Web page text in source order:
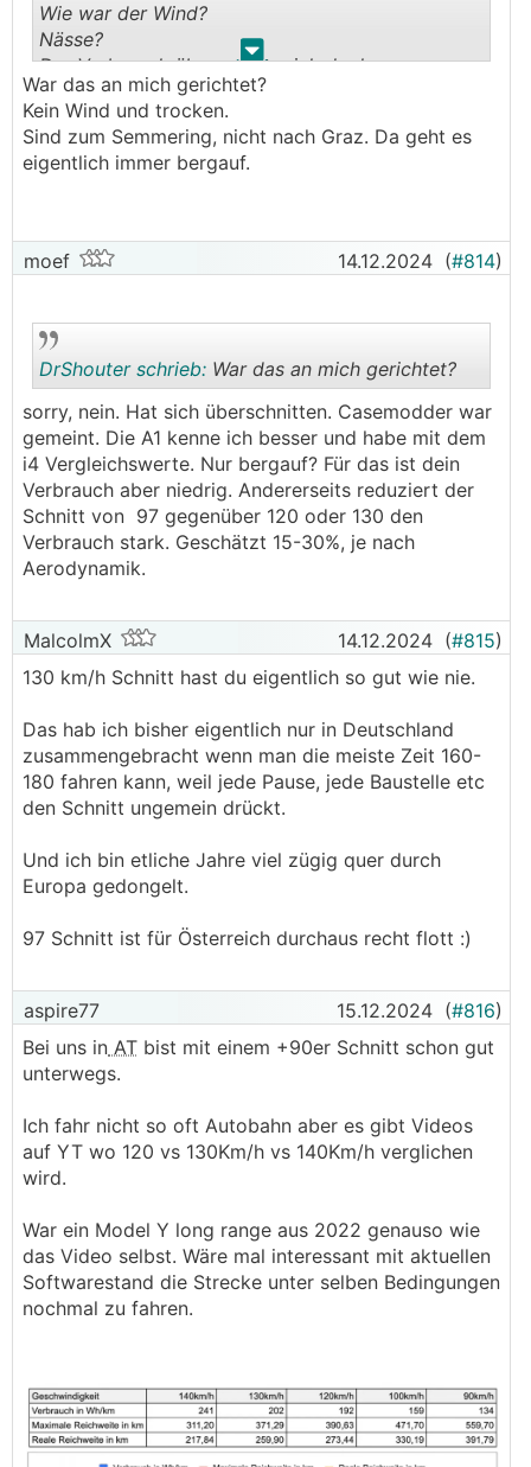
. .
Wie war der Wind?
Nässe?
Der Verbrauch überrascht mich doch.
Meinem i4 hätte ich hier ca. 23 gegeben. Wobei
das letzte Stück mit 100er Beschränkung und
bergab den Schnitt deutlich drück. 140 auf Dauer
ist bei 0 Grad schon so bei 25.
War das an mich gerichtet?
Kein Wind und trocken.
Sind zum Semmering, nicht nach Graz. Da geht es
eigentlich immer bergauf.
moef 14.12.2024 (#814)
..
DrShouter schrieb: War das an mich gerichtet?
sorry, nein. Hat sich überschnitten. Casemodder war
gemeint. Die A1 kenne ich besser und habe mit dem
i4 Vergleichswerte. Nur bergauf? Für das ist dein
Verbrauch aber niedrig. Andererseits reduziert der
Schnitt von 97 gegenüber 120 oder 130 den
Verbrauch stark. Geschätzt 15-30%, je nach
Aerodynamik.
MalcolmX 14.12.2024 (#815)
130 km/h Schnitt hast du eigentlich so gut wie nie.
Das hab ich bisher eigentlich nur in Deutschland
zusammengebracht wenn man die meiste Zeit 160-
180 fahren kann, weil jede Pause, jede Baustelle etc
den Schnitt ungemein drückt.
Und ich bin etliche Jahre viel zügig quer durch
Europa gedongelt.
97 Schnitt ist für Österreich durchaus recht flott :)
aspire77 15.12.2024 (#816)
Bei uns in AT bist mit einem +90er Schnitt schon gut
unterwegs.
Ich fahr nicht so oft Autobahn aber es gibt Videos
auf YT wo 120 vs 130Km/h vs 140Km/h verglichen
wird.
War ein Model Y long range aus 2022 genauso wie
das Video selbst. Wäre mal interessant mit aktuellen
Softwarestand die Strecke unter selben Bedingungen
nochmal zu fahren.